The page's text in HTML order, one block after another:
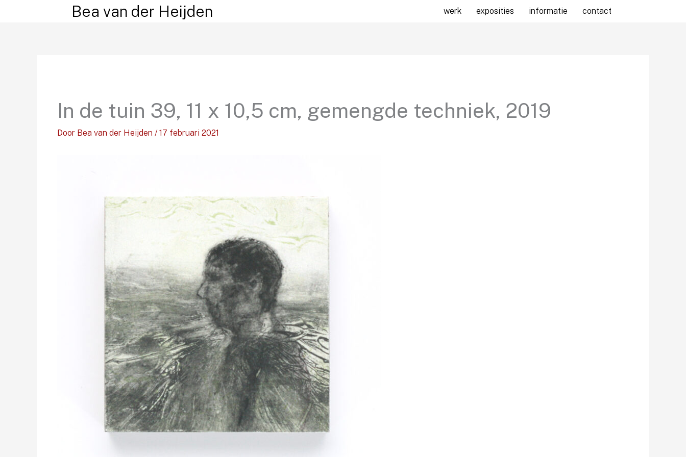
Bea van der Heijden werk exposities informatie contact
In de tuin 39, 11 x 10,5 cm, gemengde techniek, 2019
Door Bea van der Heijden / 17 februari 2021